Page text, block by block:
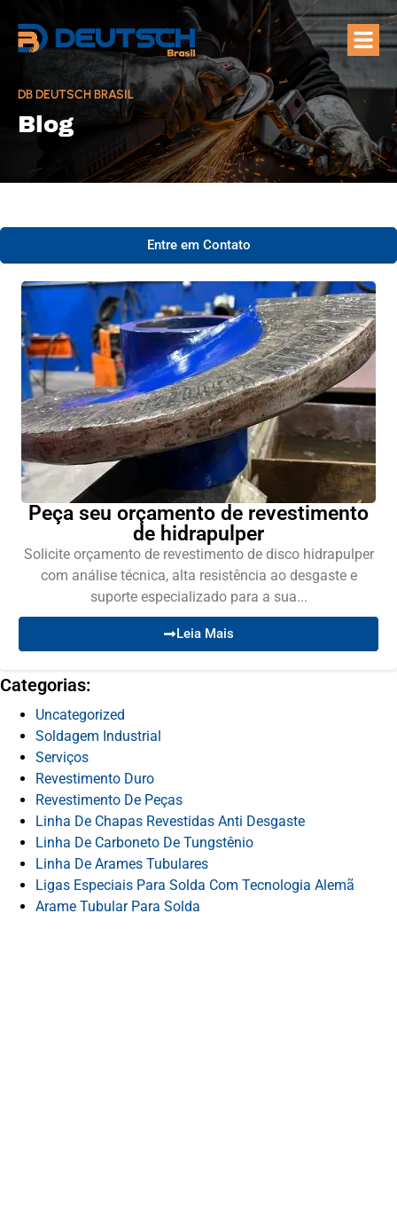
DB DEUTSCH BRASIL
Blog
Entre em Contato
Peça seu orçamento de revestimento
de hidrapulper
Solicite orçamento de revestimento de disco hidrapulper
com análise técnica, alta resistência ao desgaste e
suporte especializado para a sua...
Leia Mais
Categorias:
Uncategorized
Soldagem Industrial
Serviços
Revestimento Duro
Revestimento De Peças
Linha De Chapas Revestidas Anti Desgaste
Linha De Carboneto De Tungstênio
Linha De Arames Tubulares
Ligas Especiais Para Solda Com Tecnologia Alemã
Arame Tubular Para Solda